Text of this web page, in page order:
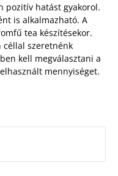
pozitív hatást gyakorol.
is alkalmazható. A
tea készítésekor.
céllal szeretnénk
kell megválasztani a
mennyiséget.